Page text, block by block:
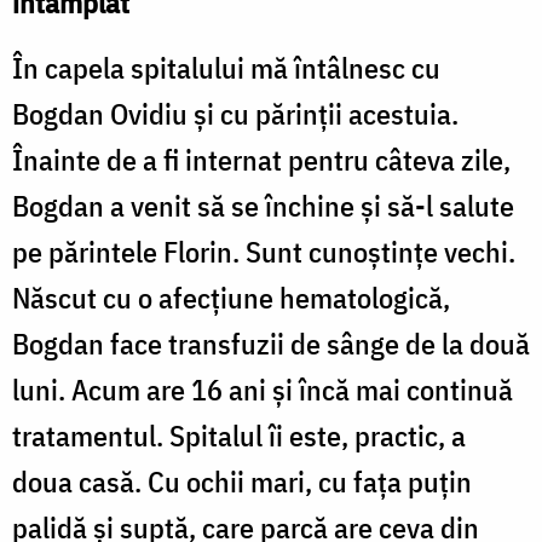
În capela spitalului mă întâlnesc cu
Bogdan Ovidiu şi cu părinţii acestuia.
Înainte de a fi internat pentru câteva zile,
Bogdan a venit să se închine şi să-l salute
pe părintele Florin. Sunt cunoştinţe vechi.
Născut cu o afecţiune hematologică,
Bogdan face transfuzii de sânge de la două
luni. Acum are 16 ani şi încă mai continuă
tratamentul. Spitalul îi este, practic, a
doua casă. Cu ochii mari, cu faţa puţin
palidă şi suptă, care parcă are ceva din